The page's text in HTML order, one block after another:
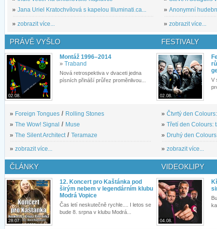
» Jana Uriel Kratochvílová s kapelou Illuminati.ca...
» zobrazit více...
» Anonymní
» zobrazit více...
PRÁVĚ VYŠLO
02.08.
Montáž 1996–2014
» Traband
Nová retrospektiva v dvaceti jedna
písních přináší průřez proměnlivou...
» Foreign Tongues / Rolling Stones
» The Wow! Signal / Muse
» The Silent Architect / Teramaze
» zobrazit více...
FESTIVALY
02.08.
V
» Čtvrtý den
» Třetí den Colours:
» Druhý den
» zobrazit více...
ČLÁNKY
28.07.
12. Koncert pro Kaštánka pod
širým nebem v legendárním klubu
Modrá Vopice
Čas letí neskutečně rychle.... I letos se
bude 8. srpna v klubu Modrá...
VIDEOKLIPY
04.08.